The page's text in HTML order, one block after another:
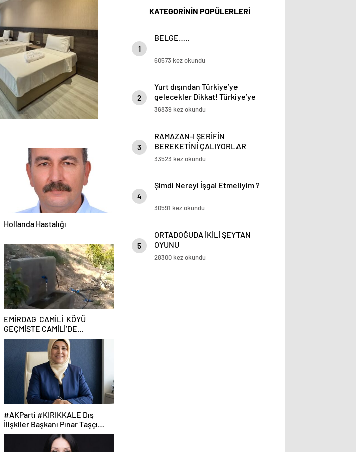
Hollanda Hastalığı
EMİRDAG CAMİLİ KÖYÜ
GEÇMİŞTE CAMİLİ’DE
BOZKIRDA BİR SU HİKAYESİ
#AKParti #KIRIKKALE Dış
İlişkiler Başkanı Pınar Taşçı
YIKILMAZ’dan Gurbetci
vatandasları bilgilendirdi
KATEGORİNİN POPÜLERLERİ
1
BELGE…..
60573 kez okundu
2
Yurt dışından Türkiye’ye
gelecekler Dikkat! Türkiye’ye
Giriş Formu Hes Kodu
36839 kez okundu
3
RAMAZAN-I ŞERİFİN
BEREKETİNİ ÇALIYORLAR
33523 kez okundu
4
Şimdi Nereyi İşgal Etmeliyim ?
30591 kez okundu
5
ORTADOĞUDA İKİLİ ŞEYTAN
OYUNU
28300 kez okundu